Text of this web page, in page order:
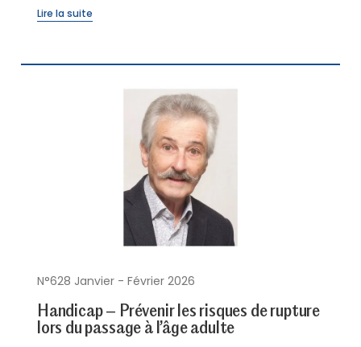
Lire la suite
N°628 Janvier - Février 2026
Handicap – Prévenir les risques de rupture
lors du passage à l’âge adulte